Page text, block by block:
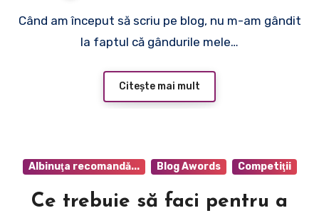
Când am început să scriu pe blog, nu m-am gândit
la faptul că gândurile mele…
Citește mai mult
Albinuţa recomandă... Blog Awords Competiţii
Ce trebuie să faci pentru a